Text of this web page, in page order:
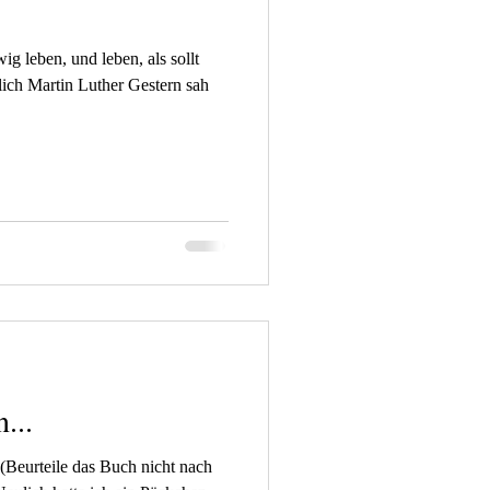
leben, und leben, als sollt
Martin Luther Gestern sah
das Buch nicht nach